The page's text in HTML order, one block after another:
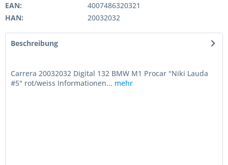
EAN:
4007486320321
HAN:
20032032
Beschreibung
Carrera 20032032 Digital 132 BMW M1 Procar "Niki Lauda
#5" rot/weiss Informationen... mehr